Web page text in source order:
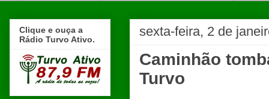
sexta-feira, 2 de
Caminhão
Turvo
Clique e ouça a
Rádio Turvo Ativo.